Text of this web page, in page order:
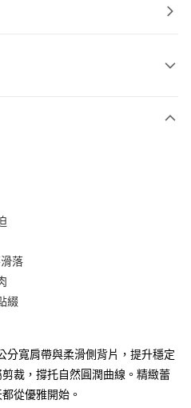
才付款」的支付方式。 讓您購物簡單
、不需儲值。
，即可結帳。
落
綴
分寬肩帶與柔滑側背片，提升穩定
裁，撐托自然圓潤曲線。精緻蕾
從優雅開始。